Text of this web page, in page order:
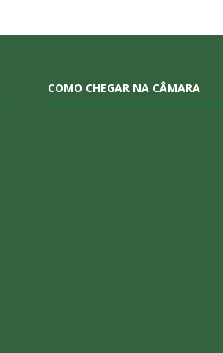
COMO CHEGAR NA CÂMARA